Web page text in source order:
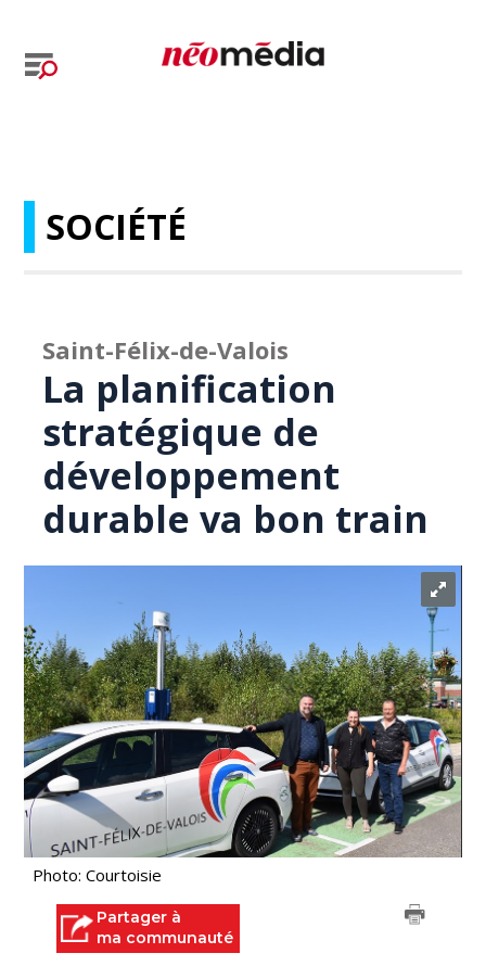
SOCIÉTÉ
Saint-Félix-de-Valois
La planification
stratégique de
développement
durable va bon train
Photo: Courtoisie
Partager à
ma communauté